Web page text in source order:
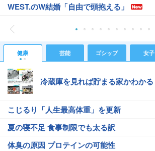
WEST.のW結婚「自由で頭抱える」
健康 芸能 ゴシップ 女子
冷蔵庫を見れば貯まる家かわかる
こじるり「人生最高体重」を更新
夏の寝不足 食事制限でも太る訳
体臭の原因 プロテインの可能性